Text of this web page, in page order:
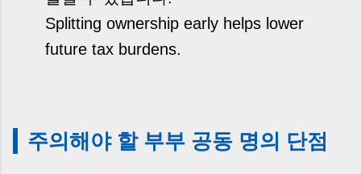
Splitting ownership early helps lower
future tax burdens.
주의해야 할 부부 공동 명의 단점